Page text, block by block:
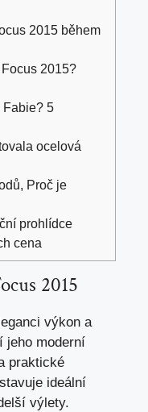
2015 během
2015?
Fabie? 5
ocelová
Proč je
prohlídce
cena
2015
výkon a
jeho moderní
praktické
ideální
výlety.